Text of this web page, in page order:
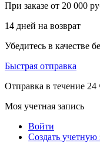
При заказе от 20 000
14 дней на возврат
Убедитесь в качестве
Быстрая отправка
Отправка в течение 24
Моя учетная запись
Войти
Создать учетную